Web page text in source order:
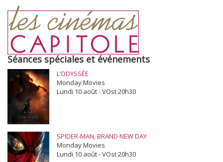
Séances spéciales et événements
L’ODYSSÉE
Monday Movies
Lundi 10 août - VOst 20h30
SPIDER-MAN, BRAND NEW DAY
Monday Movies
Lundi 10 août - VOst 20h30